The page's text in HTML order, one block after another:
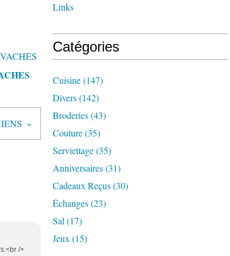
/>
Links
Catégories
Cuisine(147)
Divers(142)
Broderies(43)
Couture(35)
Serviettage(35)
Anniversaires(31)
Cadeaux Reçus(30)
Échanges(23)
Sal (17)
Jeux (15)